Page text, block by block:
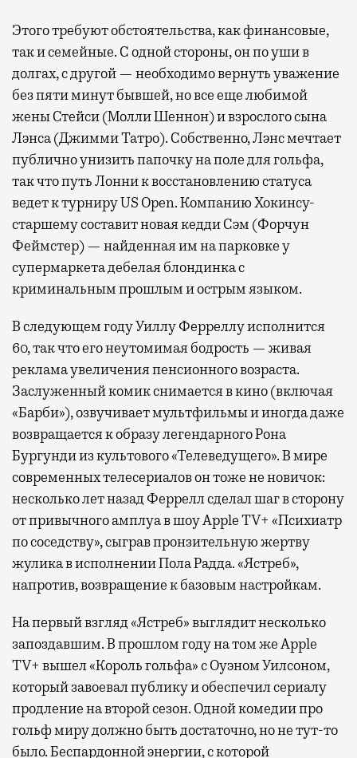
Этого требуют обстоятельства, как финансовые,
так и семейные. С одной стороны, он по уши в
долгах, с другой — необходимо вернуть уважение
без пяти минут бывшей, но все еще любимой
жены Стейси (Молли Шеннон) и взрослого сына
Лэнса (Джимми Татро). Собственно, Лэнс мечтает
публично унизить папочку на поле для гольфа,
так что путь Лонни к восстановлению статуса
ведет к турниру US Open. Компанию Хокинсу-
старшему составит новая кедди Сэм (Форчун
Феймстер) — найденная им на парковке у
супермаркета дебелая блондинка с
криминальным прошлым и острым языком.
В следующем году Уиллу Ферреллу исполнится
60, так что его неутомимая бодрость — живая
реклама увеличения пенсионного возраста.
Заслуженный комик снимается в кино (включая
«Барби»), озвучивает мультфильмы и иногда даже
возвращается к образу легендарного Рона
Бургунди из культового «Телеведущего». В мире
современных телесериалов он тоже не новичок:
несколько лет назад Феррелл сделал шаг в сторону
от привычного амплуа в шоу Apple TV+ «Психиатр
по соседству», сыграв пронзительную жертву
жулика в исполнении Пола Радда. «Ястреб»,
напротив, возвращение к базовым настройкам.
На первый взгляд «Ястреб» выглядит несколько
запоздавшим. В прошлом году на том же Apple
TV+ вышел «Король гольфа» с Оуэном Уилсоном,
который завоевал публику и обеспечил сериалу
продление на второй сезон. Одной комедии про
гольф миру должно быть достаточно, но не тут-то
было. Беспардонной энергии, с которой